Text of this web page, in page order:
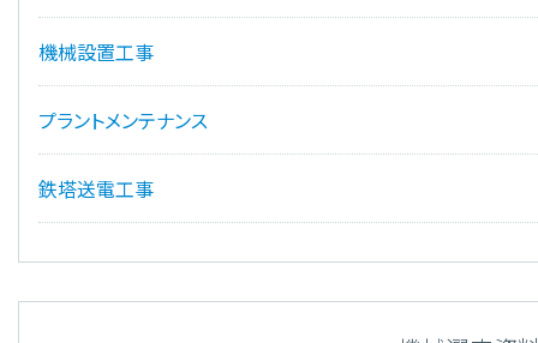
機械設置工事
プラントメンテナンス
鉄塔送電工事